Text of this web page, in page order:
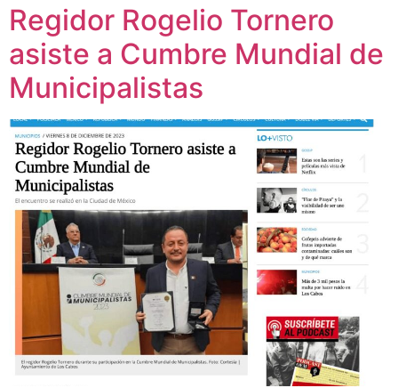
Regidor Rogelio Tornero
asiste a Cumbre Mundial de
Municipalistas